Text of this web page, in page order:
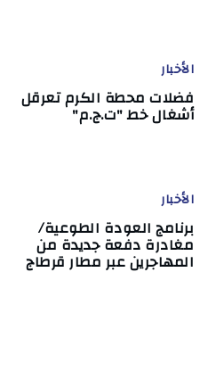
الأخبار
فضلات محطة الكرم تعرقل
أشغال خط "ت.ج.م"
الأخبار
برنامج العودة الطوعية/
مغادرة دفعة جديدة من
المهاجرين عبر مطار قرطاج